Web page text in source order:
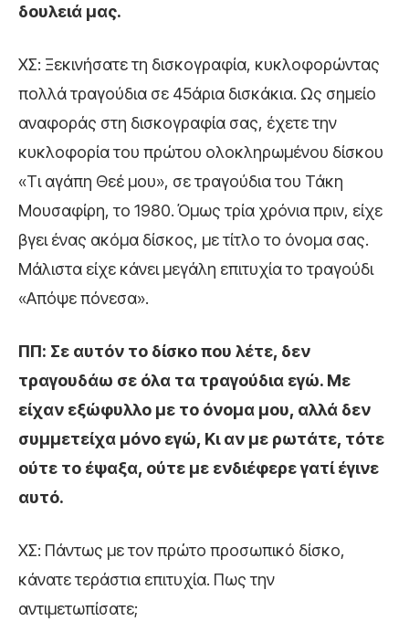
δουλειά μας.
ΧΣ: Ξεκινήσατε τη δισκογραφία, κυκλοφορώντας
πολλά τραγούδια σε 45άρια δισκάκια. Ως σημείο
αναφοράς στη δισκογραφία σας, έχετε την
κυκλοφορία του πρώτου ολοκληρωμένου δίσκου
«Τι αγάπη Θεέ μου», σε τραγούδια του Τάκη
Μουσαφίρη, το 1980. Όμως τρία χρόνια πριν, είχε
βγει ένας ακόμα δίσκος, με τίτλο το όνομα σας.
Μάλιστα είχε κάνει μεγάλη επιτυχία το τραγούδι
«Απόψε πόνεσα».
ΠΠ: Σε αυτόν το δίσκο που λέτε, δεν
τραγουδάω σε όλα τα τραγούδια εγώ. Με
είχαν εξώφυλλο με το όνομα μου, αλλά δεν
συμμετείχα μόνο εγώ, Κι αν με ρωτάτε, τότε
ούτε το έψαξα, ούτε με ενδιέφερε γατί έγινε
αυτό.
ΧΣ: Πάντως με τον πρώτο προσωπικό δίσκο,
κάνατε τεράστια επιτυχία. Πως την
αντιμετωπίσατε;